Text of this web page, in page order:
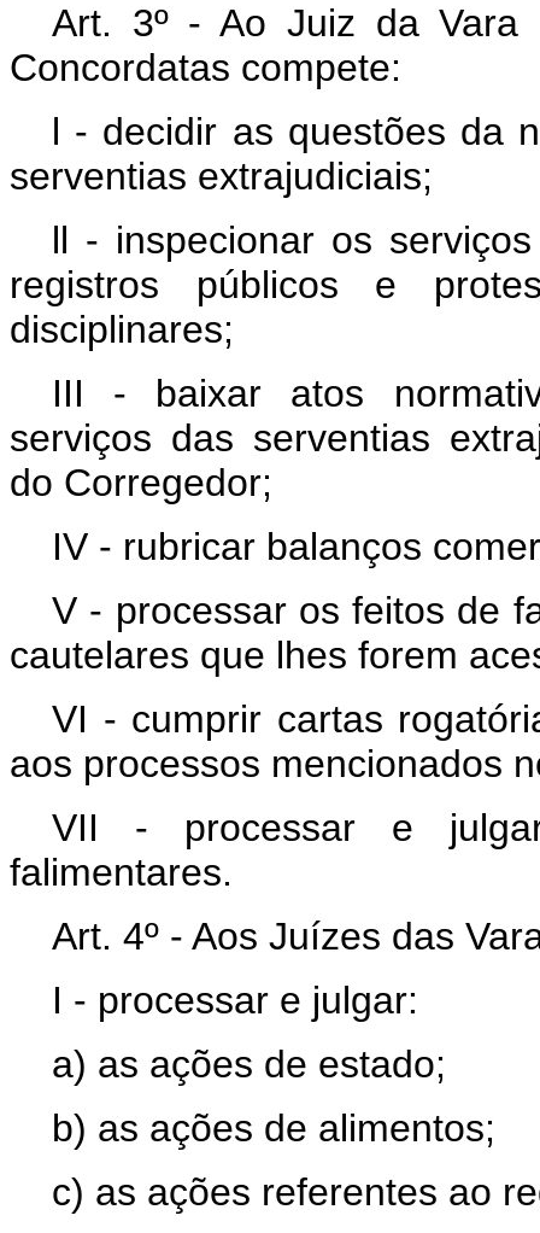
Art. 3º - Ao Juiz da Vara
Concordatas compete:
l - decidir as questões da
serventias extrajudiciais;
ll - inspecionar os
registros públicos e
disciplinares;
III - baixar atos
serviços das serventias
do Corregedor;
IV - rubricar balanços
V - processar os feitos de
cautelares que lhes forem
VI - cumprir cartas
aos processos mencionados
VII - processar e
falimentares.
Art. 4º - Aos Juízes das
I - processar e julgar:
a) as ações de estado;
b) as ações de alimentos;
c) as ações referentes ao